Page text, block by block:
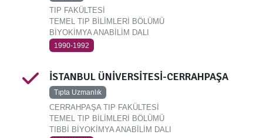
TIP FAKÜLTESİ
TEMEL TIP BİLİMLERİ BÖLÜMÜ
BİYOKİMYA ANABİLİM DALI
1990-1992
İSTANBUL ÜNİVERSİTESİ-CERRAHPAŞA
Tıpta Uzmanlık
CERRAHPAŞA TIP FAKÜLTESİ
TEMEL TIP BİLİMLERİ BÖLÜMÜ
TIBBİ BİYOKİMYA ANABİLİM DALI